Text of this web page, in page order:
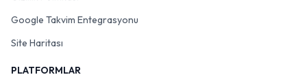
Google Takvim Entegrasyonu
Site Haritası
PLATFORMLAR